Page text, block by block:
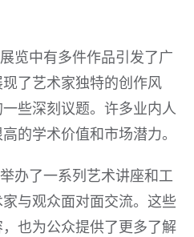
览中有多件作品引发了广
了艺术家独特的创作风
些深刻议题。许多业内人
的学术价值和市场潜力。
办了一系列艺术讲座和工
与观众面对面交流。这些
也为公众提供了更多了解